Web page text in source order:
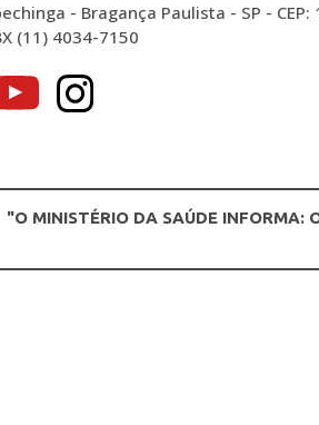
- Bragança Paulista - SP - CEP:
(11) 4034-7150
"O MINISTÉRIO DA SAÚDE INFORMA: